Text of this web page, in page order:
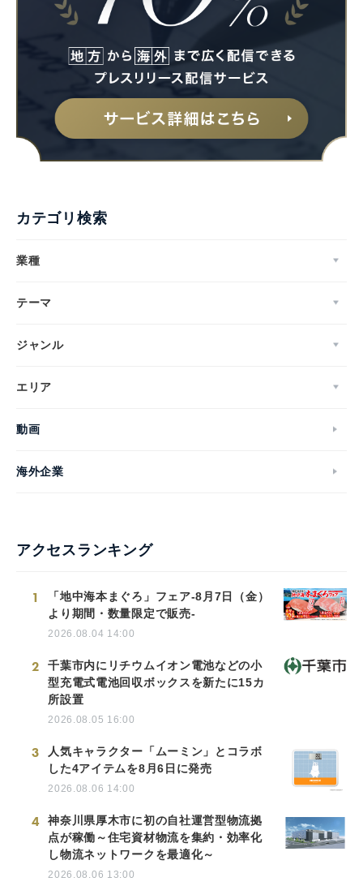
カテゴリ検索
業種
テーマ
ジャンル
エリア
動画
海外企業
アクセスランキング
1
「地中海本まぐろ」フェア-8月7日（金）
より期間・数量限定で販売-
2026.08.04 14:00
2
千葉市内にリチウムイオン電池などの小
型充電式電池回収ボックスを新たに15カ
所設置
2026.08.05 16:00
3
人気キャラクター「ムーミン」とコラボ
した4アイテムを8月6日に発売
2026.08.06 14:00
4
神奈川県厚木市に初の自社運営型物流拠
点が稼働～住宅資材物流を集約・効率化
し物流ネットワークを最適化～
2026.08.06 13:00